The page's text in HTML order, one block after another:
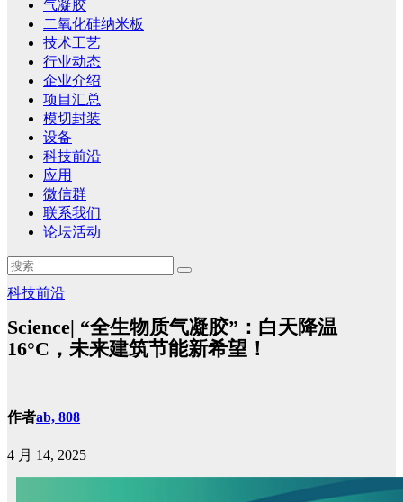
气凝胶
二氧化硅纳米板
技术工艺
行业动态
企业介绍
项目汇总
模切封装
设备
科技前沿
应用
微信群
联系我们
论坛活动
科技前沿
Science| “全生物质气凝胶”：白天降温
16°C，未来建筑节能新希望！
作者ab, 808
4 月 14, 2025